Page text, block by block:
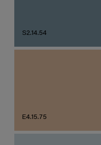
S2.14.54
E4.15.75